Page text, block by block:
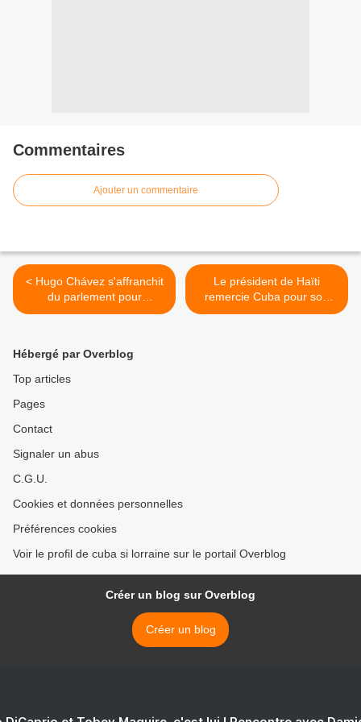
Commentaires
Ajouter un commentaire
< Hugo Chávez s'affranchit
du parlement pour
accélérer sa révolution
Le président de Haïti
remercie Cuba pour son
aide solidaire « qui a été la
Hébergé par Overblog
Top articles
Pages
Contact
Signaler un abus
C.G.U.
Cookies et données personnelles
Préférences cookies
Voir le profil de cuba si lorraine sur le portail Overblog
Créer un blog sur Overblog
Créer un blog